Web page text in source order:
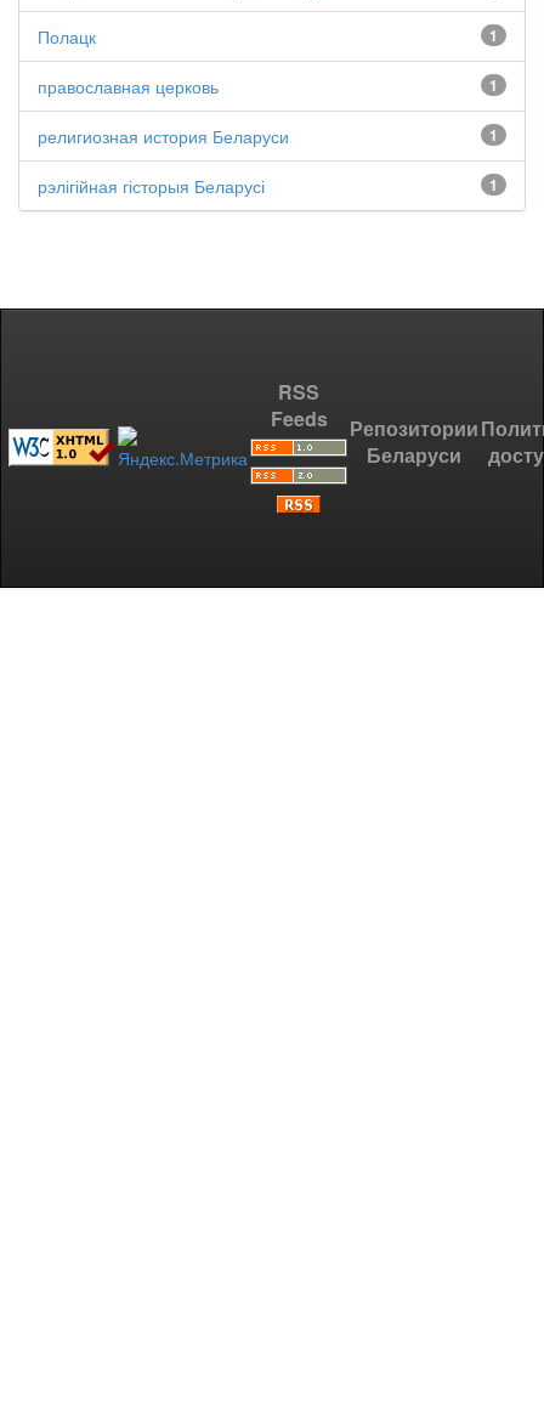
1
Полацк
1
православная церковь
1
религиозная история Беларуси
1
рэлігійная гісторыя Беларусі
RSS
Feeds
Репозитории
Беларуси